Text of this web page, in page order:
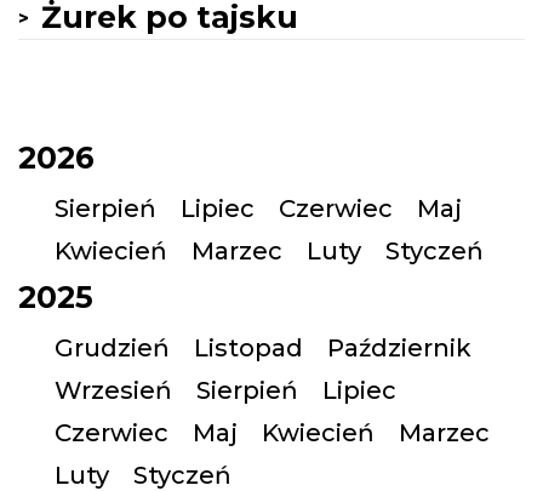
Żurek po tajsku
2026
Sierpień Lipiec Czerwiec
Maj
Kwiecień
Marzec Luty Styczeń
2025
Grudzień Listopad
Październik
Wrzesień
Sierpień
Lipiec
Czerwiec
Maj Kwiecień
Marzec
Luty
Styczeń